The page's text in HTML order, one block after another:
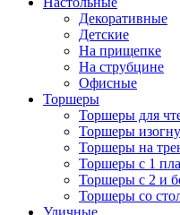
Декоративные
Детские
На прищепке
На струбцине
Офисные
Торшеры
Торшеры для
Торшеры
Торшеры на
Торшеры с 1
Торшеры с 2 и
Торшеры со
Уличные